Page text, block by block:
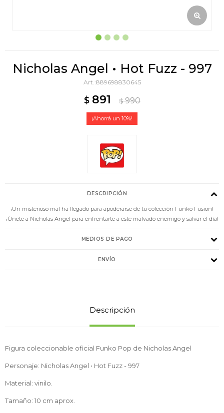
Nicholas Angel • Hot Fuzz - 997
889698830645
$ 891 $ 990
10
DESCRIPCIÓN
¡Un misterioso mal ha llegado para apoderarse de tu colección Funko Fusion!
¡Únete a Nicholas Angel para enfrentarte a este malvado enemigo y salvar el día!
MEDIOS DE PAGO
ENVÍO
Descripción
Figura coleccionable oficial Funko Pop de Nicholas Angel
Personaje: Nicholas Angel • Hot Fuzz - 997
Material: vinilo.
Tamaño: 10 cm aprox.